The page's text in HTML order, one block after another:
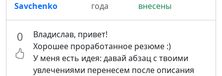
Savchenko
года
внесены
0
Владислав, привет!
Хорошее проработанное резюме :)
У меня есть идея: давай абзац с твоими
увлечениями перенесем после описания